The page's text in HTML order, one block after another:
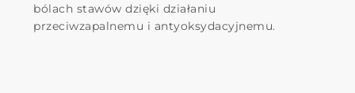
bólach stawów dzięki działaniu
przeciwzapalnemu i antyoksydacyjnemu.